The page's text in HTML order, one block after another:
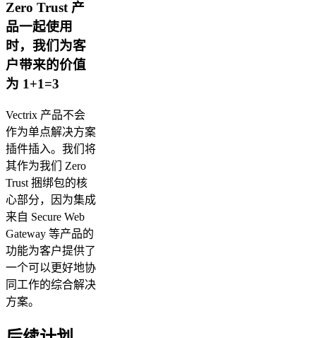
Zero Trust 产
品一起使用
时，我们为客
户带来的价值
为 1+1=3
Vectrix 产品不会
作为单点解决方案
插件插入。我们将
其作为我们 Zero
Trust 捆绑包的核
心部分，因为集成
来自 Secure Web
Gateway 等产品的
功能为客户提供了
一个可以更好地协
同工作的综合解决
方案。